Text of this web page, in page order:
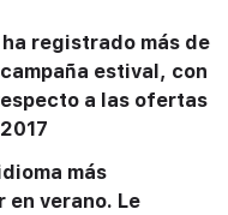
registrado más de
estival, con
a las ofertas
más
en verano. Le